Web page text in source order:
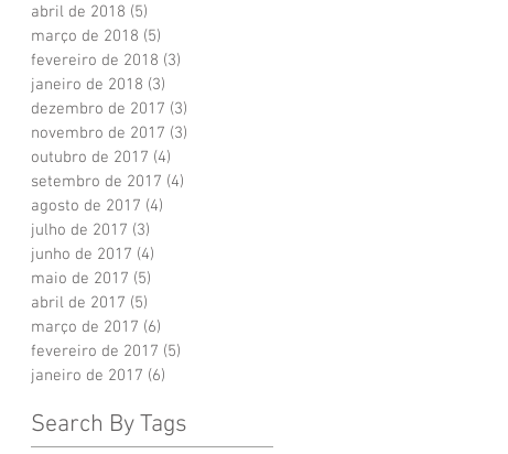
abril de 2018 (5)
março de 2018 (5)
fevereiro de 2018 (3)
janeiro de 2018 (3)
dezembro de 2017 (3)
novembro de 2017 (3)
outubro de 2017 (4)
setembro de 2017 (4)
agosto de 2017 (4)
julho de 2017 (3)
junho de 2017 (4)
maio de 2017 (5)
abril de 2017 (5)
março de 2017 (6)
fevereiro de 2017 (5)
janeiro de 2017 (6)
Search By Tags